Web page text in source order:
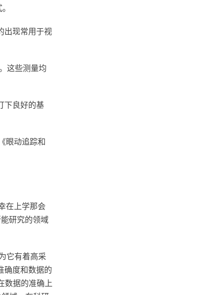
出现常用于视
这些测量均
下良好的基
眼动追踪和
在上学那会
研究的领域
它有着高采
确度和数据的
数据的准确上